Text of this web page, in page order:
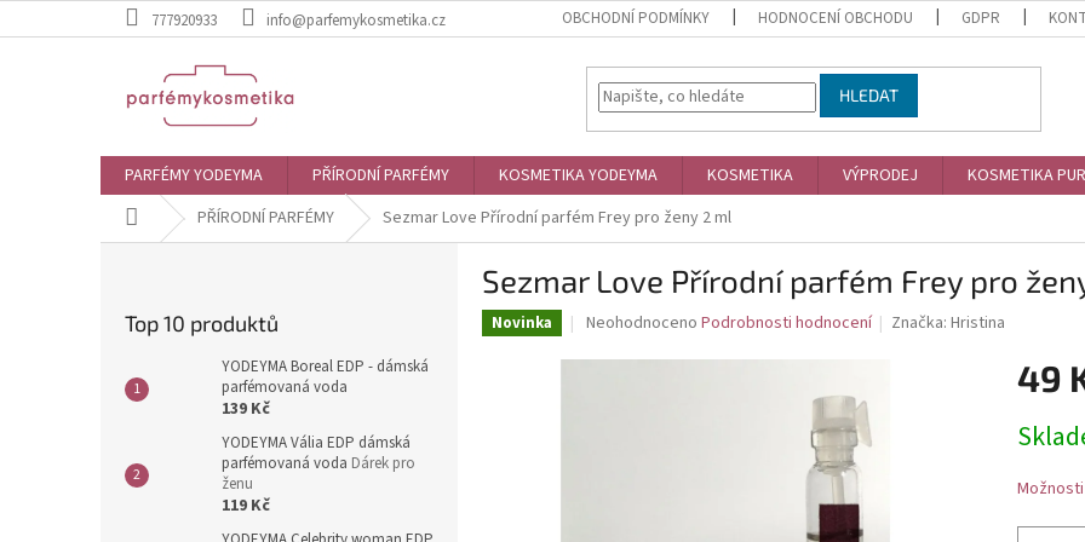
na
777920933 info@parfemykosmetika.cz OBCHODNÍ PODMÍNKY HODNOCENÍ OBCHODU GDPR
HLEDAT
PARFÉMY YODEYMA PŘÍRODNÍ PARFÉMY KOSMETIKA YODEYMA KOSMETIKA VÝPRODEJ KOSMETIKA
Domů PŘÍRODNÍ PARFÉMY Sezmar Love Přírodní parfém Frey pro ženy 2 ml
Top 10 produktů
YODEYMA Boreal EDP - dámská
parfémovaná voda
139 Kč
YODEYMA Vália EDP dámská
parfémovaná voda Dárek pro
ženu
119 Kč
Sezmar Love Přírodní parfém Frey pro
Novinka
Průměrné
produktu
Neohodnoceno Podrobnosti hodnocení Značka:Hristina
49
cena: